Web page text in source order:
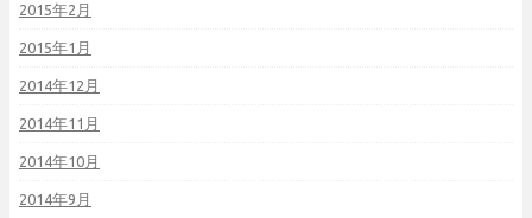
2015年2月
2015年1月
2014年12月
2014年11月
2014年10月
2014年9月